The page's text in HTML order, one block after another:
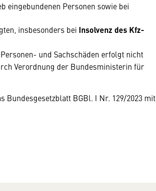
eingebundenen Personen sowie bei
insbesonders bei Insolvenz des Kfz-
und Sachschäden erfolgt nicht
Verordnung der Bundesministerin für
Bundesgesetzblatt BGBl. I Nr. 129/2023 mit